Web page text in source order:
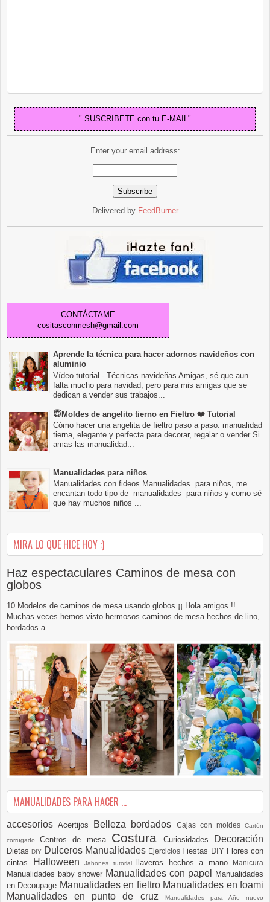
" SUSCRIBETE con tu E-MAIL"
Enter your email address:
Delivered by FeedBurner
CONTÁCTAME
cositasconmesh@gmail.com
Aprende la técnica para hacer adornos navideños con
aluminio
Vídeo tutorial - Técnicas navideñas Amigas, sé que aun
falta mucho para navidad, pero para mis amigas que se
dedican a vender sus trabajos...
😇Moldes de angelito tierno en Fieltro ❤️ Tutorial
Cómo hacer una angelita de fieltro paso a paso: manualidad
tierna, elegante y perfecta para decorar, regalar o vender Si
amas las manualidad...
Manualidades para niños
Manualidades con fideos Manualidades para niños, me
encantan todo tipo de manualidades para niños y como sé
que hay muchos niños ...
MIRA LO QUE HICE HOY :)
Haz espectaculares Caminos de mesa con
globos
10 Modelos de caminos de mesa usando globos ¡¡ Hola amigos !!
Muchas veces hemos visto hermosos caminos de mesa hechos de lino,
bordados a...
MANUALIDADES PARA HACER ...
accesoriosAcertijos Belleza bordados Cajas con moldesCartón
corrugadoCentros de mesa Costura Curiosidades Decoración
DietasDIY Dulceros Manualidades Ejercicios Fiestas DIY Flores con
cintas
Halloween Jabones tutorial llaveros hechos a mano Manicura
Manualidades baby shower Manualidades con papel
Manualidades
en Decoupage Manualidades en fieltro Manualidades en foami
Manualidades en punto de cruz
Manualidades para Año nuevo